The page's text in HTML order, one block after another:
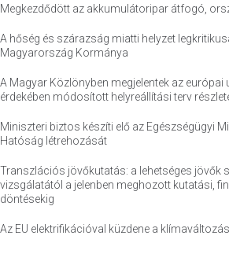
Megkezdődött az akkumulátoripar átfogó,
A hőség és szárazság miatti helyzet
Magyarország Kormánya
A Magyar Közlönyben megjelentek az
érdekében módosított helyreállítási terv
Miniszteri biztos készíti elő az Egészségügyi
Hatóság létrehozását
Transzlációs jövőkutatás: a lehetséges jövők
vizsgálatától a jelenben meghozott kutatási,
döntésekig
Az EU elektrifikációval küzdene a